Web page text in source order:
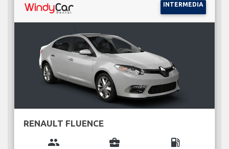
INTERMEDIA
RENAULT FLUENCE
group business_center local_gas_station